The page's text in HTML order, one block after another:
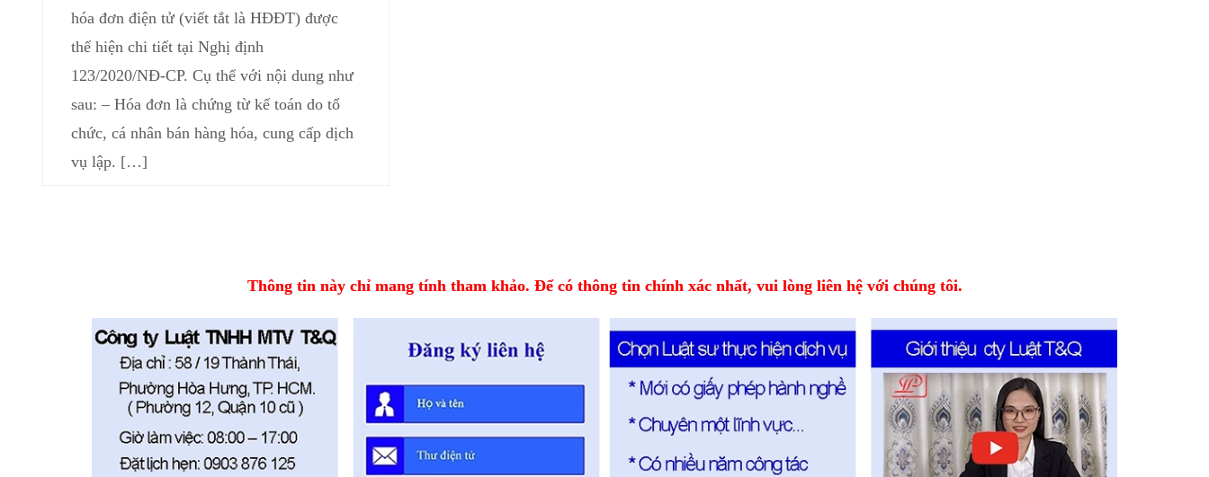
hóa đơn điện tử (viết tắt là HĐĐT) được
thể hiện chi tiết tại Nghị định
123/2020/NĐ-CP. Cụ thể với nội dung như
sau: – Hóa đơn là chứng từ kế toán do tổ
chức, cá nhân bán hàng hóa, cung cấp dịch
vụ lập. […]
Thông tin này chỉ mang tính tham khảo. Để có thông tin chính xác nhất, vui lòng liên hệ với chúng tôi.